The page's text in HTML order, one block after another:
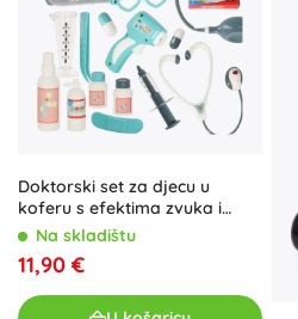
Doktorski set za djecu u
koferu s efektima zvuka i
svjetla
Na skladištu
11,90 €